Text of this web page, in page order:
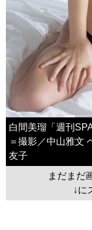
白間美瑠「週刊
＝撮影／中山雅文
友子
まだまだ
↓に